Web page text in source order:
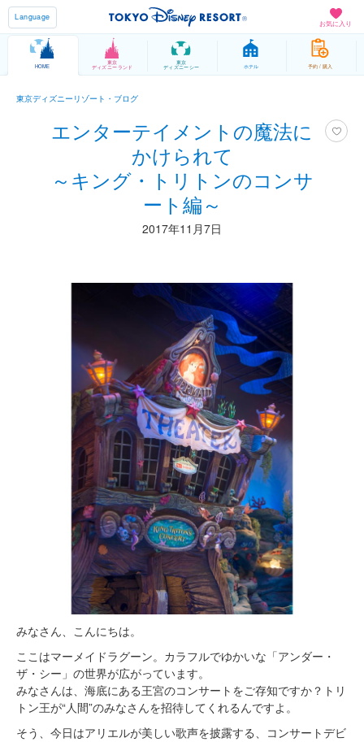
お気に入り
Language
HOME
東京
ディズニーランド
東京
ディズニーシー ホテル 予約 / 購入
東京ディズニーリゾート・ブログ
エンターテイメントの魔法に
かけられて
～キング・トリトンのコンサ
ート編～
2017年11月7日
みなさん、こんにちは。
ここはマーメイドラグーン。カラフルでゆかいな「アンダー・
ザ・シー」の世界が広がっています。
みなさんは、海底にある王宮のコンサートをご存知ですか？トリ
トン王が“人間”のみなさんを招待してくれるんですよ。
そう、今日はアリエルが美しい歌声を披露する、コンサートデビ